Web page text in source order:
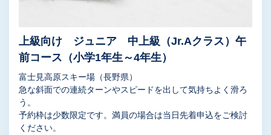
上級向け ジュニア 中上級（Jr.Aクラス）午
前コース（小学1年生～4年生）
富士見高原スキー場（長野県）
急な斜面での連続ターンやスピードを出して気持ちよく滑ろ
う。
予約枠は少数限定です。満員の場合は当日先着申込をご検討
ください。